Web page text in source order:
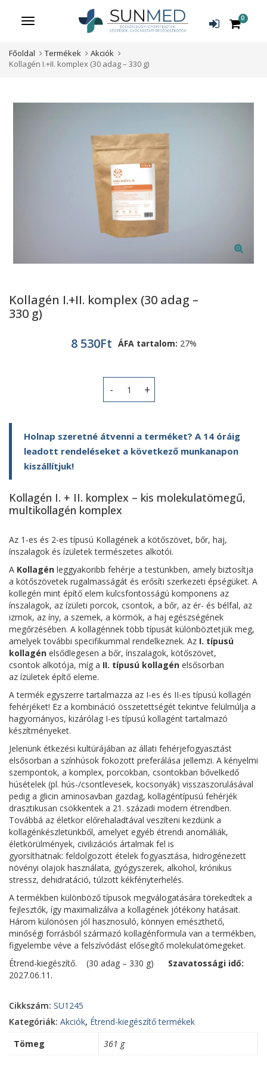
Menü 0
Főoldal Termékek
Akciók
Kollagén I.+II. komplex (30 adag – 330 g)
Kollagén I.+II. komplex (30 adag –
330 g)
8 530Ft ÁFA tartalom: 27%
Kollagén I.+II. komplex (30 adag -
Holnap szeretné átvenni a terméket? A 14 óráig
leadott rendeléseket a következő munkanapon
kiszállítjuk!
Kollagén I. + II. komplex – kis molekulatömegű,
multikollagén komplex
Az 1-es és 2-es típusú Kollagének a kötőszövet, bőr, haj,
ínszalagok és ízületek természetes alkotói.
A Kollagén leggyakoribb fehérje a testünkben, amely biztosítja
a kötőszövetek rugalmasságát és erősíti szerkezeti épségüket. A
kollegén mint építő elem kulcsfontosságú komponens az
ínszalagok, az ízületi porcok, csontok, a bőr, az ér- és bélfal, az
izmok, az íny, a szemek, a körmök, a haj egészségének
megőrzésében. A kollagénnek több típusát különböztetjük meg,
amelyek további specifikummal rendelkeznek. Az I. típusú
kollagén elsődlegesen a bőr, ínszalagok, kötőszövet,
csontok alkotója, míg a II. típusú kollagén elsősorban
az ízületek építő eleme.
A termék egyszerre tartalmazza az I-es és II-es típusú kollagén
fehérjéket! Ez a kombináció összetettségét tekintve felülmúlja a
hagyományos, kizárólag I-es típusú kollagént tartalmazó
készítményeket.
Jelenünk étkezési kultúrájában az állati fehérjefogyasztást
elsősorban a színhúsok fokozott preferálása jellemzi. A kényelmi
szempontok, a komplex, porcokban, csontokban bővelkedő
húsételek (pl. hús-/csontlevesek, kocsonyák) visszaszorulásával
pedig a glicin aminosavban gazdag, kollagéntípusú fehérjék
drasztikusan csökkentek a 21. századi modern étrendben.
Továbbá az életkor előrehaladtával veszíteni kezdünk a
kollagénkészletünkből, amelyet egyéb étrendi anomáliák,
életkörülmények, civilizációs ártalmak fel is
gyorsíthatnak: feldolgozott ételek fogyasztása, hidrogénezett
növényi olajok használata, gyógyszerek, alkohol, krónikus
stressz, dehidratáció, túlzott kékfényterhelés.
A termékben különböző típusok megválogatására törekedtek a
fejlesztők, így maximalizálva a kollagének jótékony hatásait.
Három különösen jól hasznosuló, könnyen emészthető,
minőségi forrásból származó kollagénformula van a termékben,
figyelembe véve a felszívódást elősegítő molekulatömegeket.
Étrend-kiegészítő. (30 adag – 330 g) Szavatossági idő:
2027.06.11.
Cikkszám: SU1245
Kategóriák: Akciók, Étrend-kiegészítő termékek
Tömeg
361 g